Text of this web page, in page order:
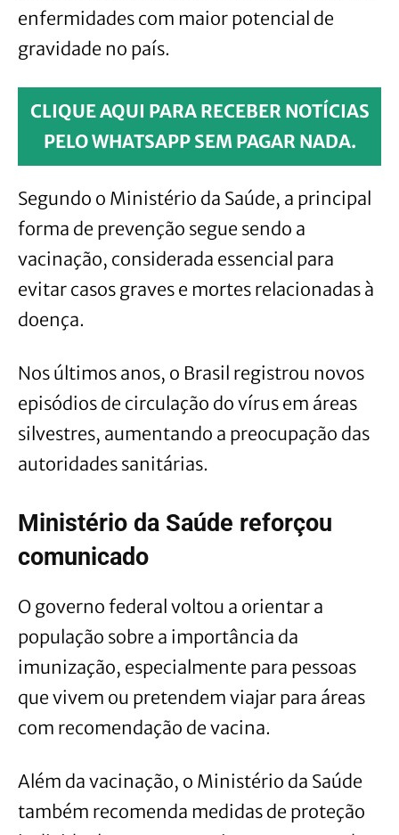
enfermidades com maior potencial de
gravidade no país.
CLIQUE AQUI PARA RECEBER NOTÍCIAS
PELO WHATSAPP SEM PAGAR NADA.
Segundo o Ministério da Saúde, a principal
forma de prevenção segue sendo a
vacinação, considerada essencial para
evitar casos graves e mortes relacionadas à
doença.
Nos últimos anos, o Brasil registrou novos
episódios de circulação do vírus em áreas
silvestres, aumentando a preocupação das
autoridades sanitárias.
Ministério da Saúde reforçou
comunicado
O governo federal voltou a orientar a
população sobre a importância da
imunização, especialmente para pessoas
que vivem ou pretendem viajar para áreas
com recomendação de vacina.
Além da vacinação, o Ministério da Saúde
também recomenda medidas de proteção